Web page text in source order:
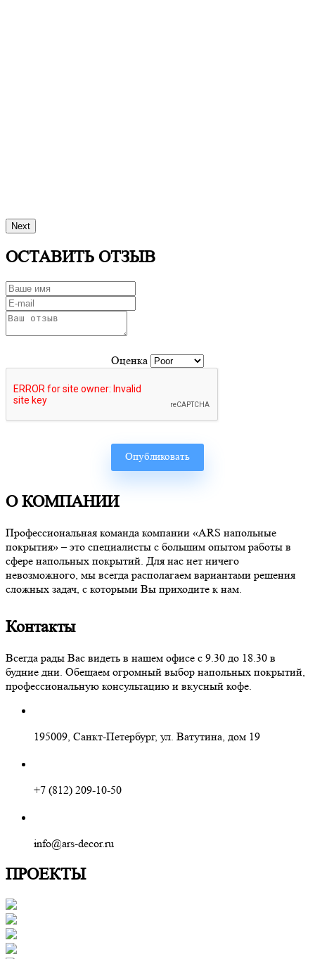
Next
ОСТАВИТЬ ОТЗЫВ
Оценка
О КОМПАНИИ
Профессиональная команда компании «ARS напольные
покрытия» – это специалисты с большим опытом работы в
сфере напольных покрытий. Для нас нет ничего
невозможного, мы всегда располагаем вариантами решения
сложных задач, с которыми Вы приходите к нам.
Контакты
Всегда рады Вас видеть в нашем офисе с 9.30 до 18.30 в
будние дни. Обещаем огромный выбор напольных покрытий,
профессиональную консультацию и вкусный кофе.
195009, Санкт-Петербург, ул. Ватутина, дом 19
+7 (812) 209-10-50
info@ars-decor.ru
ПРОЕКТЫ